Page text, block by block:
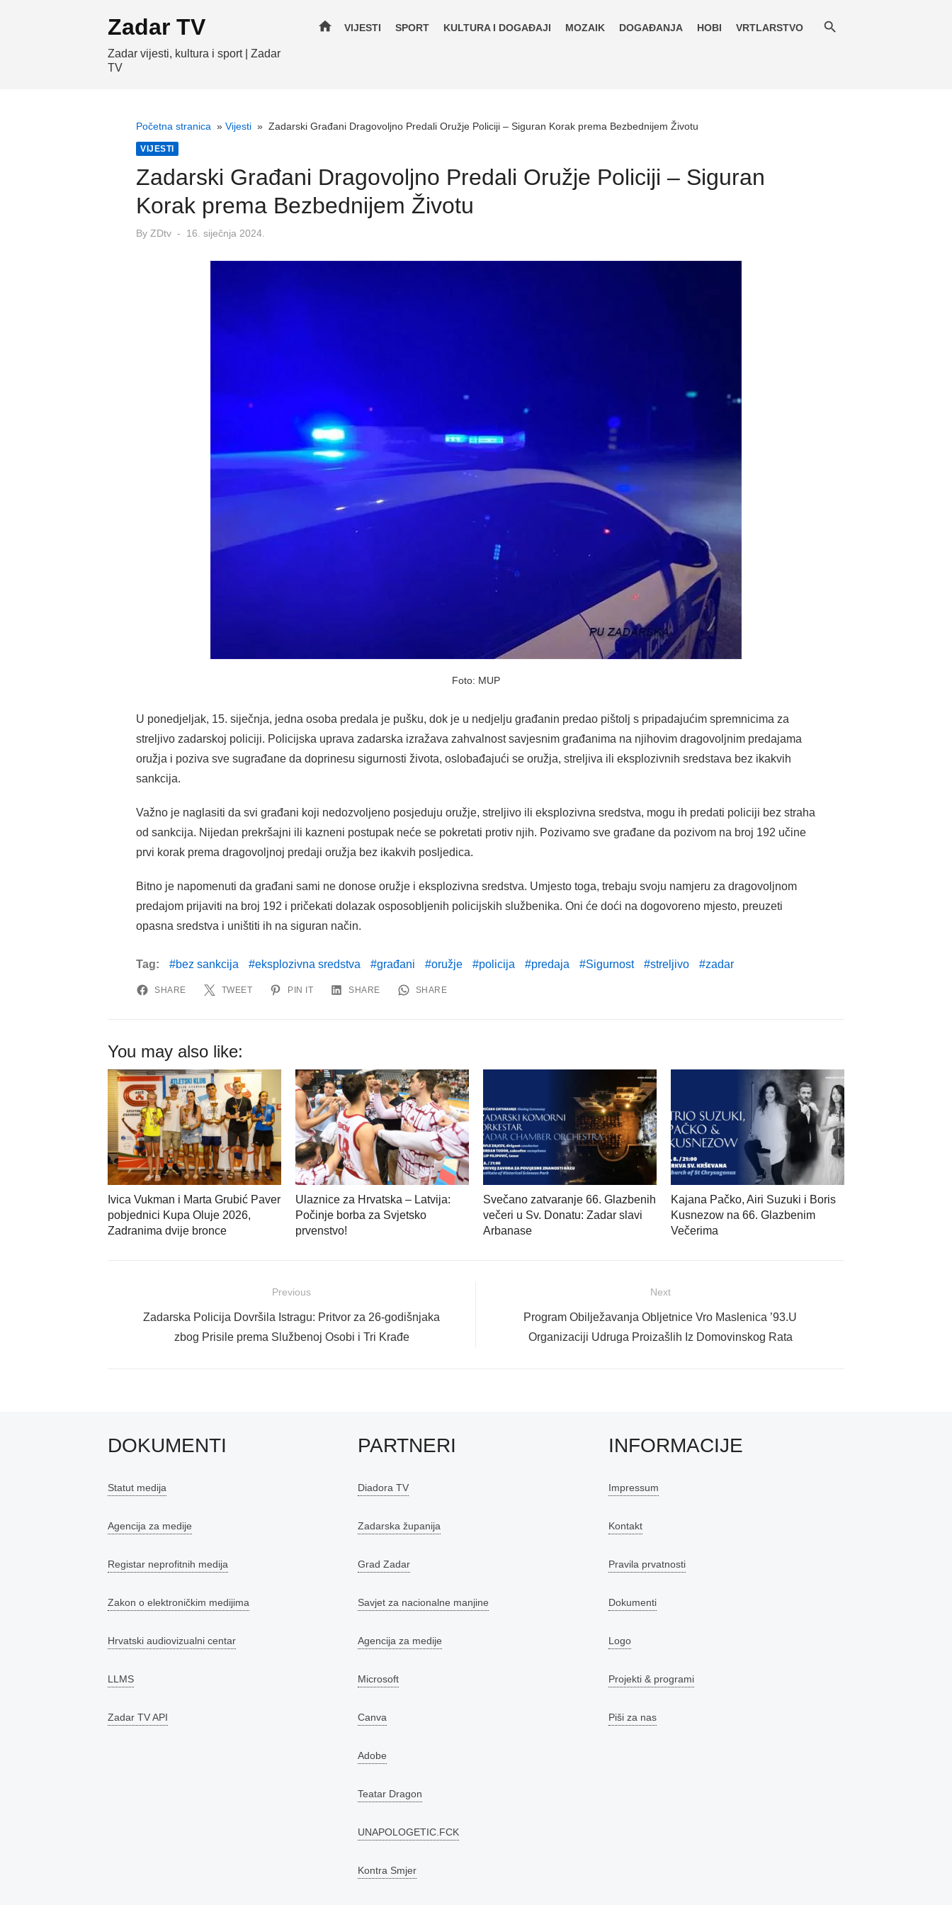
Zadar TV
Zadar vijesti, kultura i sport | Zadar
TV
home VIJESTI SPORT KULTURA I DOGAĐAJI MOZAIK DOGAĐANJA HOBI VRTLARSTVO
Početna stranica » Vijesti » Zadarski Građani Dragovoljno Predali Oružje Policiji – Siguran Korak prema Bezbednijem Životu
VIJESTI
Zadarski Građani Dragovoljno Predali Oružje Policiji – Siguran
Korak prema Bezbednijem Životu
By ZDtv
Posted
16. siječnja 2024.
Foto: MUP
U ponedjeljak, 15. siječnja, jedna osoba predala je pušku, dok je u nedjelju građanin predao pištolj s pripadajućim spremnicima za
streljivo zadarskoj policiji. Policijska uprava zadarska izražava zahvalnost savjesnim građanima na njihovim dragovoljnim predajama
oružja i poziva sve sugrađane da doprinesu sigurnosti života, oslobađajući se oružja, streljiva ili eksplozivnih sredstava bez ikakvih
sankcija.
Važno je naglasiti da svi građani koji nedozvoljeno posjeduju oružje, streljivo ili eksplozivna sredstva, mogu ih predati policiji bez straha
od sankcija. Nijedan prekršajni ili kazneni postupak neće se pokretati protiv njih. Pozivamo sve građane da pozivom na broj 192 učine
prvi korak prema dragovoljnoj predaji oružja bez ikakvih posljedica.
Bitno je napomenuti da građani sami ne donose oružje i eksplozivna sredstva. Umjesto toga, trebaju svoju namjeru za dragovoljnom
predajom prijaviti na broj 192 i pričekati dolazak osposobljenih policijskih službenika. Oni će doći na dogovoreno mjesto, preuzeti
opasna sredstva i uništiti ih na siguran način.
Tag: bez sankcija eksplozivna sredstva građani oružje policija predaja Sigurnost streljivo zadar
SHARE TWEET PIN IT SHARE SHARE
You may also like:
Ivica Vukman i Marta Grubić Paver
pobjednici Kupa Oluje 2026,
Zadranima dvije bronce
Ulaznice za Hrvatska – Latvija:
Počinje borba za Svjetsko
prvenstvo!
Svečano zatvaranje 66. Glazbenih
večeri u Sv. Donatu: Zadar slavi
Arbanase
Kajana Pačko, Airi Suzuki i Boris
Kusnezow na 66. Glazbenim
Večerima
objava
Previous
Previous
Zadarska Policija Dovršila Istragu: Pritvor za 26-godišnjaka
zbog Prisile prema Službenoj Osobi i Tri Krađe
Next
NextProgram Obilježavanja Obljetnice Vro Maslenica ’93.U
Organizaciji Udruga Proizašlih Iz Domovinskog Rata
DOKUMENTI
Statut medija
Agencija za medije
Registar neprofitnih medija
Zakon o elektroničkim medijima
Hrvatski audiovizualni centar
LLMS
Zadar TV API
PARTNERI
Diadora TV
Zadarska županija
Grad Zadar
Savjet za nacionalne manjine
Agencija za medije
Microsoft
Canva
Adobe
Teatar Dragon
UNAPOLOGETIC.FCK
Kontra Smjer
INFORMACIJE
Impressum
Kontakt
Pravila prvatnosti
Dokumenti
Logo
Projekti & programi
Piši za nas